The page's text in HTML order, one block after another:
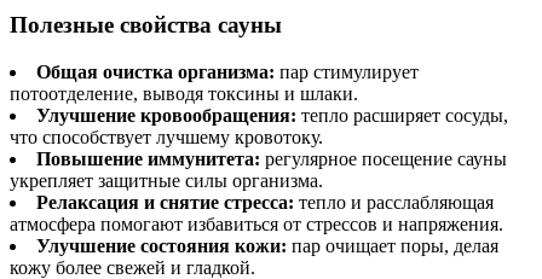
Полезные свойства сауны
Общая очистка организма: пар стимулирует
потоотделение, выводя токсины и шлаки.
Улучшение кровообращения: тепло расширяет сосуды,
что способствует лучшему кровотоку.
Повышение иммунитета: регулярное посещение сауны
укрепляет защитные силы организма.
Релаксация и снятие стресса: тепло и расслабляющая
атмосфера помогают избавиться от стрессов и напряжения.
Улучшение состояния кожи: пар очищает поры, делая
кожу более свежей и гладкой.